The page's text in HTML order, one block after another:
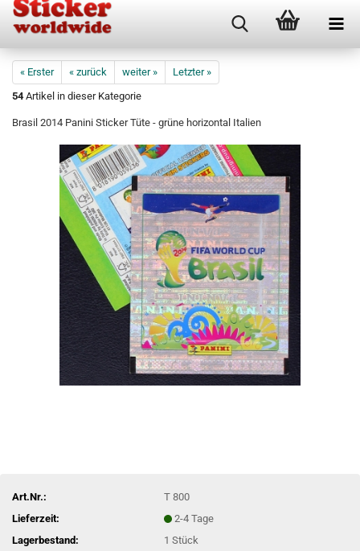
« Erster « zurück weiter »
Letzter »
54Artikel in dieser Kategorie
Brasil 2014 Panini Sticker Tüte - grüne horizontal Italien
Art.Nr.:
T 800
Lieferzeit:
2-4 Tage
Lagerbestand:
1Stück